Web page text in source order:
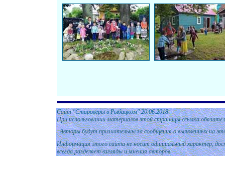
Сайт"Староверы в Рыбацком" 20.06.2018
При использовании материалов этой страницы ссылка
Авторы будут признательны за сообщения о выявленных на
Информация этого сайта не носит официальный характер,
всегда разделяет взгляды и мнения авторов.